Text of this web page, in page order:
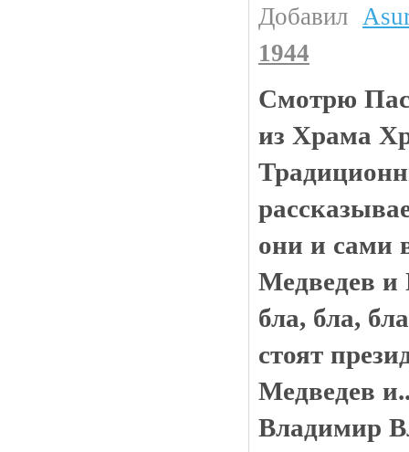
Добавил
1944
Смотрю
из Храма
они и сами
Медведев и
бла, бла,
стоят
Медведев
Владимир